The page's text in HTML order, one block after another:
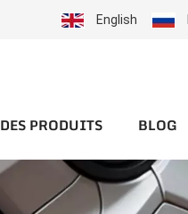
English
DES PRODUITS BLOG